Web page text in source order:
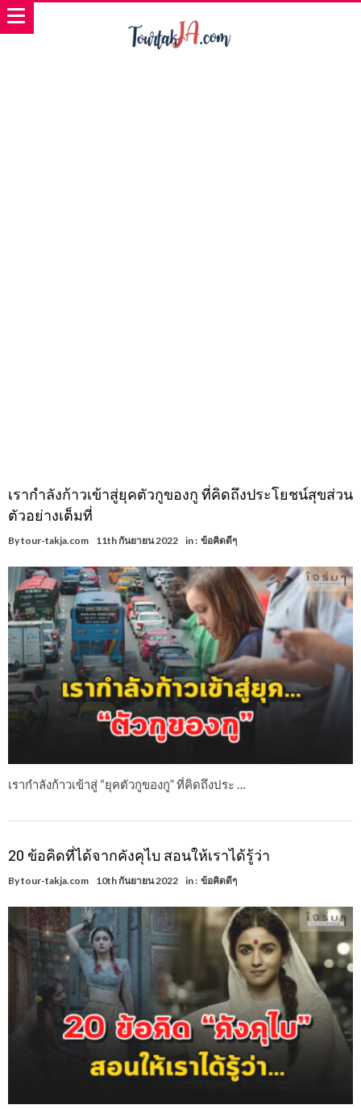
เรากำลังก้าวเข้าสู่ยุคตัวกูของกู ที่คิดถึงประโยชน์สุขส่วน
ตัวอย่างเต็มที่
Bytour-takja.com 11th กันยายน 2022 in : ข้อคิดดีๆ
เรากำลังก้าวเข้าสู่ “ยุคตัวกูของกู” ที่คิดถึงประ …
20 ข้อคิดที่ได้จากคังคุไบ สอนให้เราได้รู้ว่า
Bytour-takja.com 10th กันยายน 2022 in : ข้อคิดดีๆ